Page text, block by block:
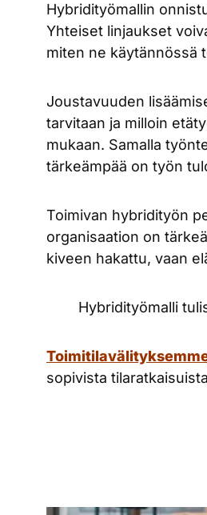
Hybridityömallin
Yhteiset linjaukset
miten ne käytännössä
Joustavuuden
tarvitaan ja milloin
mukaan. Samalla
tärkeämpää on työn
Toimivan hybridityön
organisaation on
kiveen hakattu, vaan
Hybridityömalli
sopivista